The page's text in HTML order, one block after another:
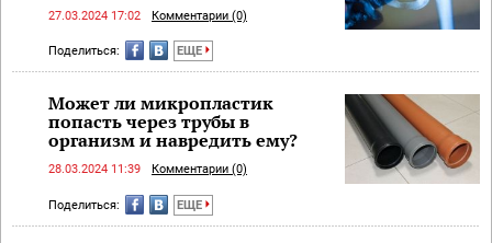
27.03.2024 17:02 Комментарии (0)
Поделиться: ЕЩЕ
Может ли микропластик
попасть через трубы в
организм и навредить ему?
28.03.2024 11:39 Комментарии (0)
Поделиться: ЕЩЕ